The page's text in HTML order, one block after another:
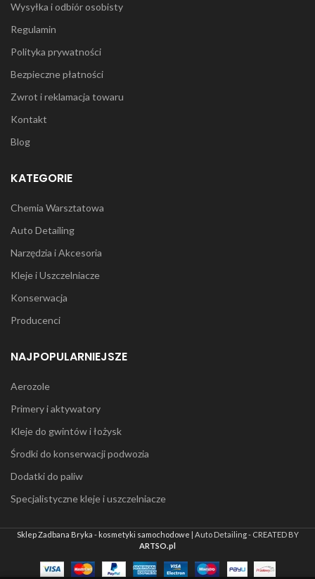
Wysyłka i odbiór osobisty
Regulamin
Polityka prywatności
Bezpieczne płatności
Zwrot i reklamacja towaru
Kontakt
Blog
KATEGORIE
Chemia Warsztatowa
Auto Detailing
Narzędzia i Akcesoria
Kleje i Uszczelniacze
Konserwacja
Producenci
NAJPOPULARNIEJSZE
Aerozole
Primery i aktywatory
Kleje do gwintów i łożysk
Środki do konserwacji podwozia
Dodatki do paliw
Specjalistyczne kleje i uszczelniacze
Sklep Zadbana Bryka - kosmetyki samochodowe | Auto Detailing - CREATED BY
ARTSO.pl